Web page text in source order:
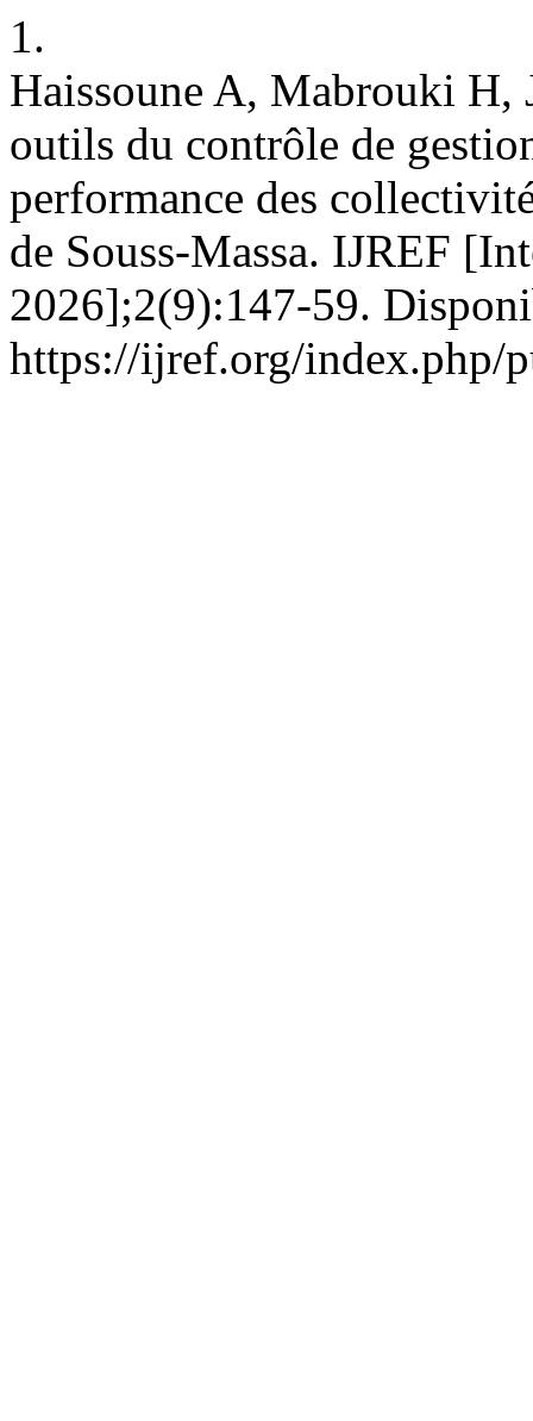
1.
Haissoune A, Mabrouki H,
outils du contrôle de
performance des
de Souss-Massa. IJREF
2026];2(9):147-59.
https://ijref.org/index.php/